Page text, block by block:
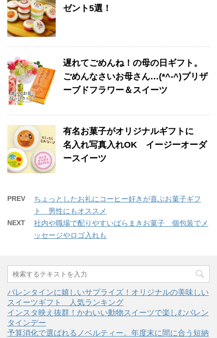
ゼント5選！
遅れてごめんね！の母の日ギフト。
ごめんなさいお母さん…(*^-^)プリザ
ーブドフラワー＆スイーツ
有名お菓子がオリジナルギフトに
名入れ写真入れOK イージーオーダ
ースイーツ
PREV
ちょっとしたお礼にコーヒー好きが喜ぶお菓子ギフ
ト 男性にもオススメ
NEXT
社内や職場で配りやすいばらまきお菓子 個包装でメ
ッセージやロゴ入れも
バレンタインに嬉しいサプライズ！オリジナルの美味しい
スイーツギフト 人気ランキング
インスタ映え抜群！かわいい動物スイーツで楽しむバレン
タインデー
予算消化で選ばれるノベルティー。年度末に間に合う短納